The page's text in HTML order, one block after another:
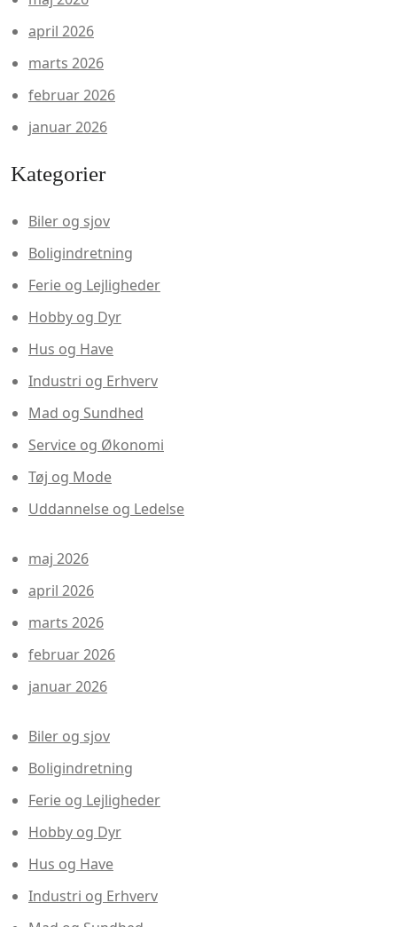
april 2026
marts 2026
februar 2026
januar 2026
Kategorier
Biler og sjov
Boligindretning
Ferie og Lejligheder
Hobby og Dyr
Hus og Have
Industri og Erhverv
Mad og Sundhed
Service og Økonomi
Tøj og Mode
Uddannelse og Ledelse
maj 2026
april 2026
marts 2026
februar 2026
januar 2026
Biler og sjov
Boligindretning
Ferie og Lejligheder
Hobby og Dyr
Hus og Have
Industri og Erhverv